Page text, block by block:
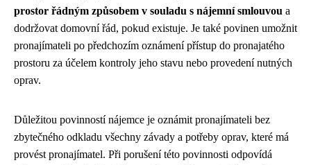
prostor řádným způsobem v souladu s nájemní smlouvou a
dodržovat domovní řád, pokud existuje. Je také povinen umožnit
pronajímateli po předchozím oznámení přístup do pronajatého
prostoru za účelem kontroly jeho stavu nebo provedení nutných
oprav.
Důležitou povinností nájemce je oznámit pronajímateli bez
zbytečného odkladu všechny závady a potřeby oprav, které má
provést pronajímatel. Při porušení této povinnosti odpovídá